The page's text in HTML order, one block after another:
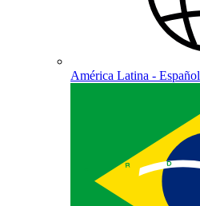
América Latina - Español